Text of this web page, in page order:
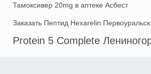
Тамоксивер 20mg в аптеке Асбест
Заказать Пептид Hexarelin Первоуральск
Protein 5 Complete